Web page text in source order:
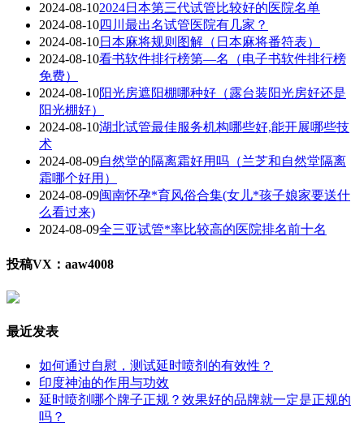
2024-08-102024日本第三代试管比较好的医院名单
2024-08-10四川最出名试管医院有几家？
2024-08-10日本麻将规则图解（日本麻将番符表）
2024-08-10看书软件排行榜第—名（电子书软件排行榜
免费）
2024-08-10阳光房遮阳棚哪种好（露台装阳光房好还是
阳光棚好）
2024-08-10湖北试管最佳服务机构哪些好,能开展哪些技
术
2024-08-09自然堂的隔离霜好用吗（兰芝和自然堂隔离
霜哪个好用）
2024-08-09闽南怀孕*育风俗合集(女儿*孩子娘家要送什
么看过来)
2024-08-09全三亚试管*率比较高的医院排名前十名
投稿VX：aaw4008
最近发表
如何通过自慰，测试延时喷剂的有效性？
印度神油的作用与功效
延时喷剂哪个牌子正规？效果好的品牌就一定是正规的
吗？